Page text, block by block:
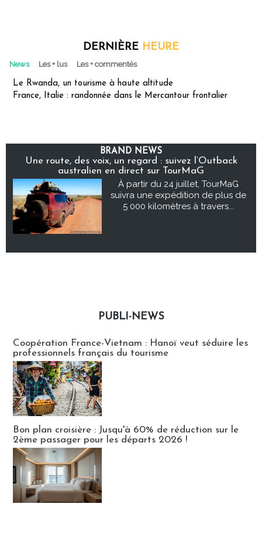
DERNIÈRE HEURE
News Les + lus Les + commentés
Le Rwanda, un tourisme à haute altitude
France, Italie : randonnée dans le Mercantour frontalier
BRAND NEWS
Une route, des voix, un regard : suivez l’Outback
australien en direct sur TourMaG
À partir du 24 juillet, TourMaG
suivra une expédition de plus de
5 000 kilomètres à travers...
PUBLI-NEWS
Coopération France-Vietnam : Hanoï veut séduire les
professionnels français du tourisme
Bon plan croisière : Jusqu'à 60% de réduction sur le
2ème passager pour les départs 2026 !